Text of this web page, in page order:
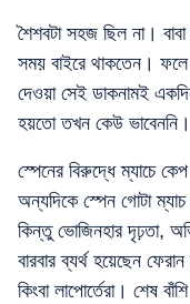
শৈশবটা সহজ ছিল না। বাবা
সময় বাইরে থাকতেন।
দেওয়া সেই ডাকনামই
হয়তো তখন কেউ ভাবেননি।
স্পেনের বিরুদ্ধে ম্যাচে
অন্যদিকে স্পেন গোটা
কিন্তু ভোজিনহার দৃঢ়তা,
বারবার ব্যর্থ হয়েছেন
কিংবা লাপোর্তেরা। শেষ